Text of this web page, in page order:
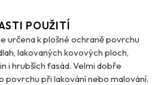
POUŽITÍ
určena k plošné ochraně povrchu
lakovaných kovových ploch,
i hrubších fasád. Velmi dobře
povrchu při lakování nebo malování.